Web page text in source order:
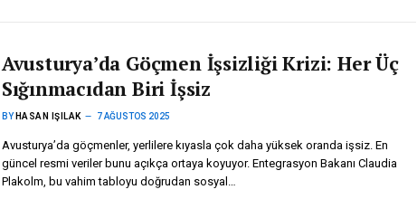
Avusturya’da Göçmen İşsizliği Krizi: Her Üç
Sığınmacıdan Biri İşsiz
BY HASAN IŞILAK 7 AĞUSTOS 2025
Avusturya’da göçmenler, yerlilere kıyasla çok daha yüksek oranda işsiz. En
güncel resmi veriler bunu açıkça ortaya koyuyor. Entegrasyon Bakanı Claudia
Plakolm, bu vahim tabloyu doğrudan sosyal…